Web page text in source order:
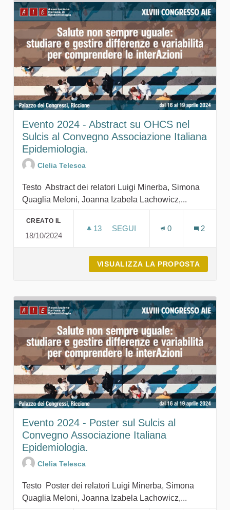
Evento 2024 - Abstract su OHCS nel
Sulcis al Convegno Associazione Italiana
Epidemiologia.
Clelia Telesca
Testo Abstract dei relatori Luigi Minerba, Simona
Quaglia Meloni, Joanna Izabela Lachowicz,...
CREATO IL
18/10/2024
13 13 SOSTENITORI
SEGUI
0 2
VISUALIZZA LA PROPOSTA
Evento 2024 - Poster sul Sulcis al
Convegno Associazione Italiana
Epidemiologia.
Clelia Telesca
Testo Poster dei relatori Luigi Minerba, Simona
Quaglia Meloni, Joanna Izabela Lachowicz,...